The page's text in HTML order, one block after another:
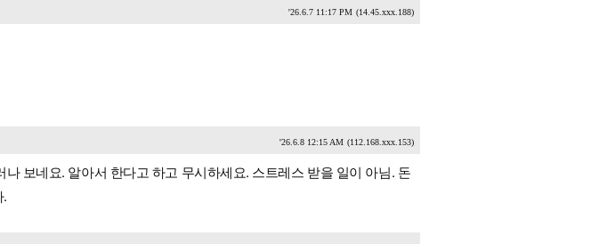
'26.6.7 11:17 PM (14.45.xxx.188)
'26.6.8 12:15 AM (112.168.xxx.153)
보네요. 알아서 한다고 하고 무시하세요. 스트레스 받을 일이 아님. 돈
.